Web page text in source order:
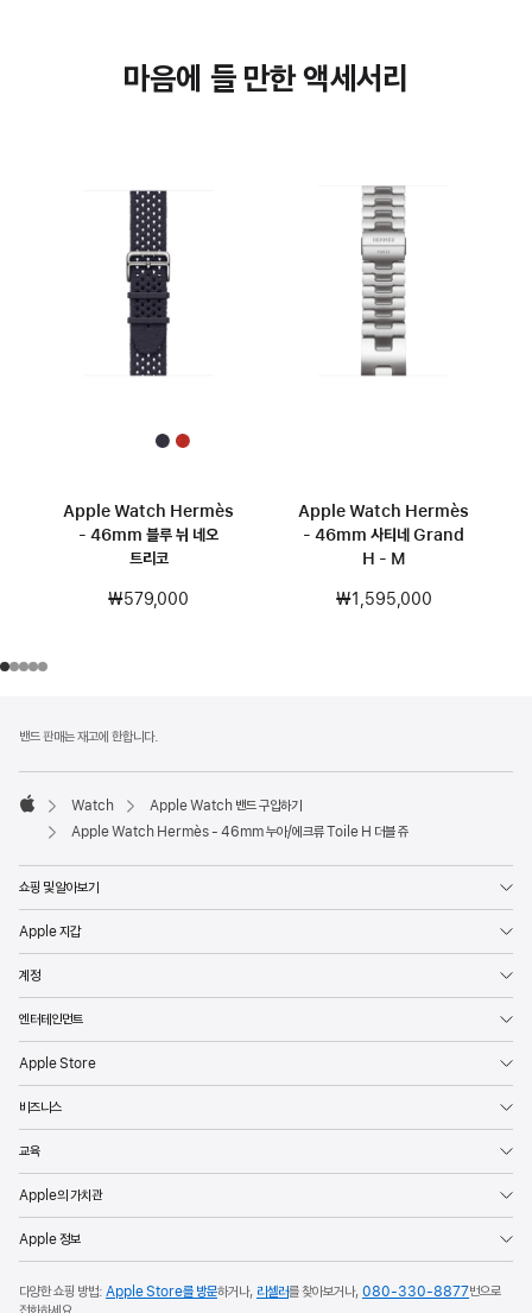
마음에 들 만한 액세서리
Apple Watch Hermès
- 46mm 블루 뉘 네오
트리코
₩579,000
Apple Watch Hermès
- 46mm 사티네 Grand
H - M
₩1,595,000
밴드 판매는 재고에 한합니다.
Apple
Watch
Apple Watch 밴드 구입하기
Apple Watch Hermès - 46mm 누아/에크류 Toile H 더블 쥬
쇼핑 및 알아보기
Apple 지갑
계정
엔터테인먼트
Apple Store
비즈니스
교육
Apple의 가치관
Apple 정보
다양한 쇼핑 방법: Apple Store를 방문하거나, 리셀러를 찾아보거나, 080-330-8877번으로